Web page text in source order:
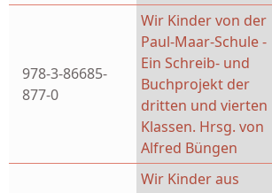
978-3-86685-
877-0
Wir Kinder von der
Paul-Maar-Schule -
Ein Schreib- und
Buchprojekt der
dritten und vierten
Klassen. Hrsg. von
Alfred Büngen
Wir Kinder aus